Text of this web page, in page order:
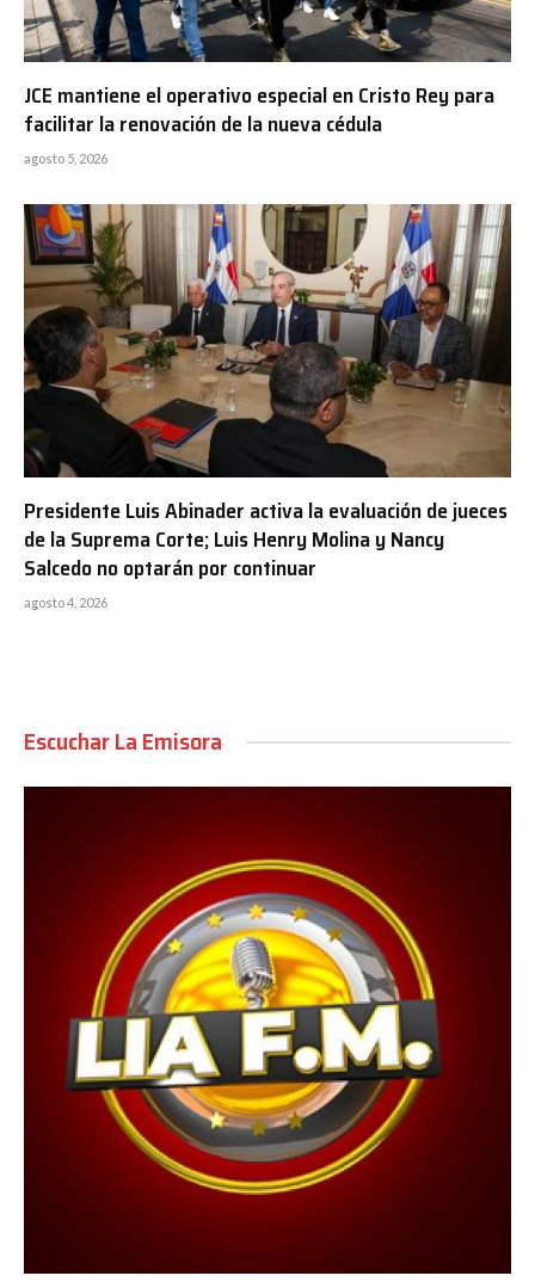
JCE mantiene el operativo especial en Cristo Rey para
facilitar la renovación de la nueva cédula
agosto 5, 2026
Presidente Luis Abinader activa la evaluación de jueces
de la Suprema Corte; Luis Henry Molina y Nancy
Salcedo no optarán por continuar
agosto 4, 2026
Escuchar La Emisora